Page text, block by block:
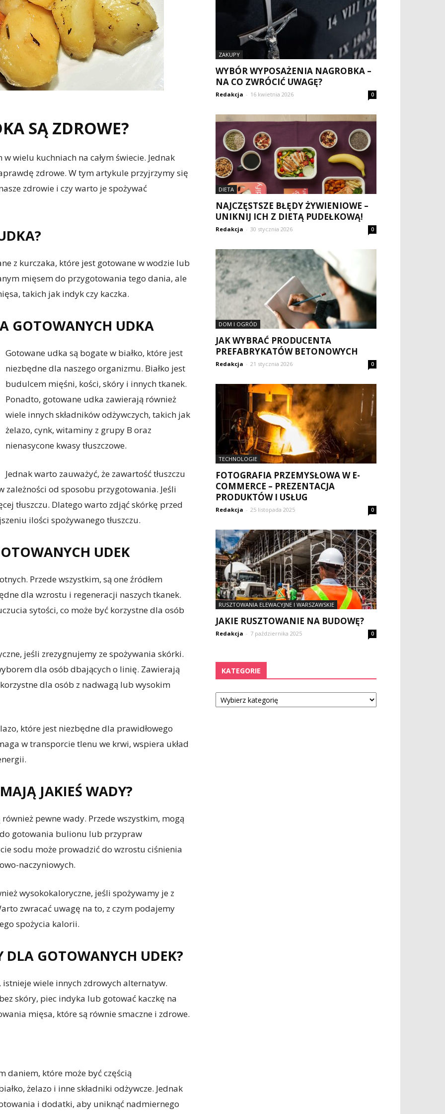
SĄ ZDROWE?
wielu kuchniach na całym świecie. Jednak
zdrowe. W tym artykule przyjrzymy się
zdrowie i czy warto je spożywać
z kurczaka, które jest gotowane w wodzie lub
mięsem do przygotowania tego dania, ale
takich jak indyk czy kaczka.
GOTOWANYCH UDKA
Gotowane udka są bogate w białko, które jest
niezbędne dla naszego organizmu. Białko jest
budulcem mięśni, kości, skóry i innych tkanek.
Ponadto, gotowane udka zawierają również
wiele innych składników odżywczych, takich jak
żelazo, cynk, witaminy z grupy B oraz
nienasycone kwasy tłuszczowe.
Jednak warto zauważyć, że zawartość tłuszczu
zależności od sposobu przygotowania. Jeśli
tłuszczu. Dlatego warto zdjąć skórkę przed
ilości spożywanego tłuszczu.
UDEK
Przede wszystkim, są one źródłem
dla wzrostu i regeneracji naszych tkanek.
sytości, co może być korzystne dla osób
jeśli zrezygnujemy ze spożywania skórki.
dla osób dbających o linię. Zawierają
dla osób z nadwagą lub wysokim
które jest niezbędne dla prawidłowego
w transporcie tlenu we krwi, wspiera układ
JAKIEŚ WADY?
pewne wady. Przede wszystkim, mogą
gotowania bulionu lub przypraw
sodu może prowadzić do wzrostu ciśnienia
naczyniowych.
wysokokaloryczne, jeśli spożywamy je z
zwracać uwagę na to, z czym podajemy
spożycia kalorii.
DLA GOTOWANYCH UDEK?
wiele innych zdrowych alternatyw.
skóry, piec indyka lub gotować kaczkę na
mięsa, które są równie smaczne i zdrowe.
daniem, które może być częścią
żelazo i inne składniki odżywcze. Jednak
i dodatki, aby uniknąć nadmiernego
ZAKUPY
WYBÓR WYPOSAŻENIA NAGROBKA –
NA CO ZWRÓCIĆ UWAGĘ?
Redakcja - 16 kwietnia 2026 0
DIETA
NAJCZĘSTSZE BŁĘDY ŻYWIENIOWE –
UNIKNIJ ICH Z DIETĄ PUDEŁKOWĄ!
Redakcja - 30 stycznia 2026 0
DOM I OGRÓD
JAK WYBRAĆ PRODUCENTA
PREFABRYKATÓW BETONOWYCH
Redakcja - 21 stycznia 2026 0
TECHNOLOGIE
FOTOGRAFIA PRZEMYSŁOWA W E-
COMMERCE – PREZENTACJA
PRODUKTÓW I USŁUG
Redakcja - 25 listopada 2025 0
RUSZTOWANIA ELEWACYJNE I WARSZAWSKIE
JAKIE RUSZTOWANIE NA BUDOWĘ?
Redakcja - 7 października 2025 0
KATEGORIE
Kategorie